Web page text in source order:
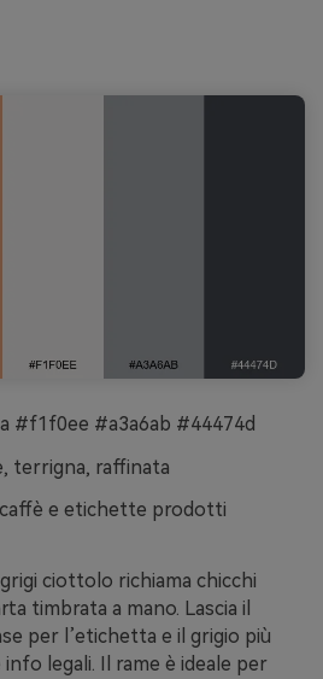
#f1f0ee #a3a6ab #44474d
terrigna, raffinata
caffè e etichette prodotti
grigi ciottolo richiama chicchi
timbrata a mano. Lascia il
per l’etichetta e il grigio più
legali. Il rame è ideale per